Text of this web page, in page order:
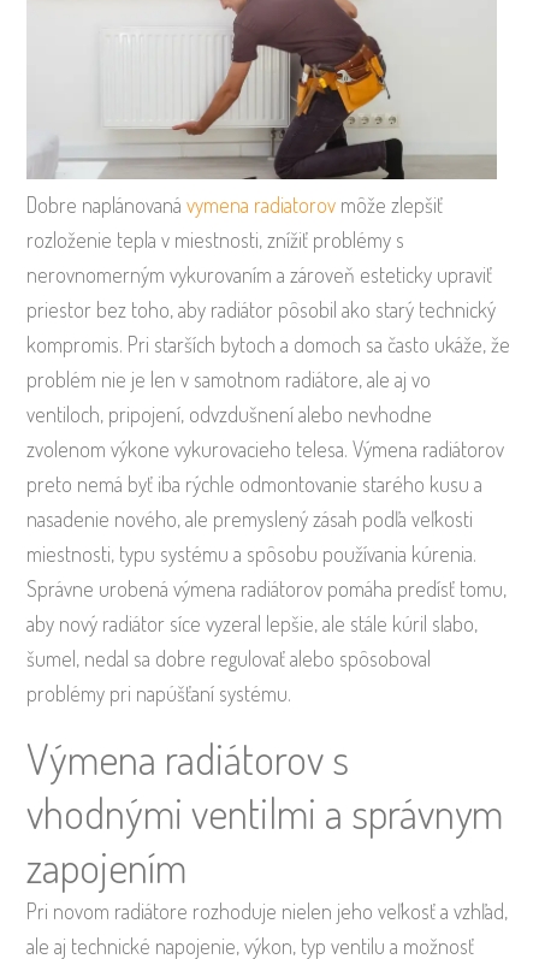
Dobre naplánovanávymena radiatorov môže zlepšiť
rozloženie tepla v miestnosti, znížiť problémy s
nerovnomerným vykurovaním a zároveň esteticky upraviť
priestor bez toho, aby radiátor pôsobil ako starý technický
kompromis. Pri starších bytoch a domoch sa často ukáže, že
problém nie je len v samotnom radiátore, ale aj vo
ventiloch, pripojení, odvzdušnení alebo nevhodne
zvolenom výkone vykurovacieho telesa. Výmena radiátorov
preto nemá byť iba rýchle odmontovanie starého kusu a
nasadenie nového, ale premyslený zásah podľa veľkosti
miestnosti, typu systému a spôsobu používania kúrenia.
Správne urobená výmena radiátorov pomáha predísť tomu,
aby nový radiátor síce vyzeral lepšie, ale stále kúril slabo,
šumel, nedal sa dobre regulovať alebo spôsoboval
problémy pri napúšťaní systému.
Výmena radiátorov s
vhodnými ventilmi a správnym
zapojením
Pri novom radiátore rozhoduje nielen jeho veľkosť a vzhľad,
ale aj technické napojenie, výkon, typ ventilu a možnosť